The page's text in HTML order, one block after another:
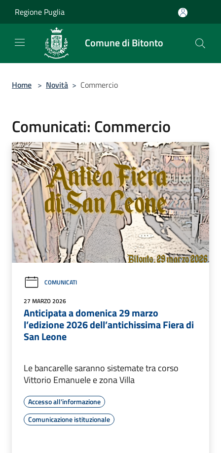
Regione Puglia
Comune di Bitonto
Home > Novità > Commercio
Comunicati: Commercio
COMUNICATI
27 MARZO 2026
Anticipata a domenica 29 marzo
l’edizione 2026 dell’antichissima Fiera di
San Leone
Le bancarelle saranno sistemate tra corso
Vittorio Emanuele e zona Villa
Accesso all'informazione
Comunicazione istituzionale